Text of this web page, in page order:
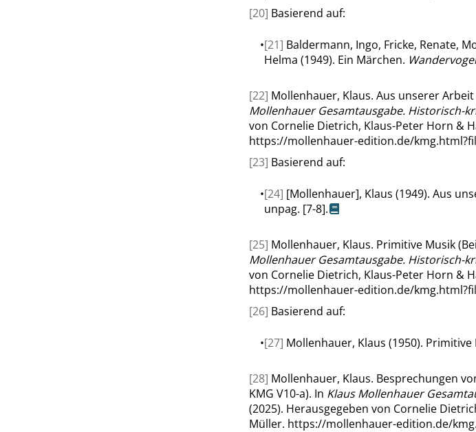
[20] Basierend auf:
•[21] Baldermann, Ingo, Fricke, Renate,
Helma (1949). Ein Märchen. Wandervogel
[22] Mollenhauer, Klaus. Aus unserer Arbeit
Mollenhauer Gesamtausgabe. Historisch-
von Cornelie Dietrich, Klaus-Peter Horn &
https://mollenhauer-edition.de/
[23] Basierend auf:
•[24] [Mollenhauer], Klaus (1949). Aus
unpag. [7-8].
[25] Mollenhauer, Klaus. Primitive Musik
Mollenhauer Gesamtausgabe. Historisch-
von Cornelie Dietrich, Klaus-Peter Horn &
https://mollenhauer-edition.de/
[26] Basierend auf:
•[27] Mollenhauer, Klaus (1950). Primitive
[28] Mollenhauer, Klaus. Besprechungen
KMG V10-a). In Klaus Mollenhauer
(2025). Herausgegeben von Cornelie
Müller. https://mollenhauer-edition.de/